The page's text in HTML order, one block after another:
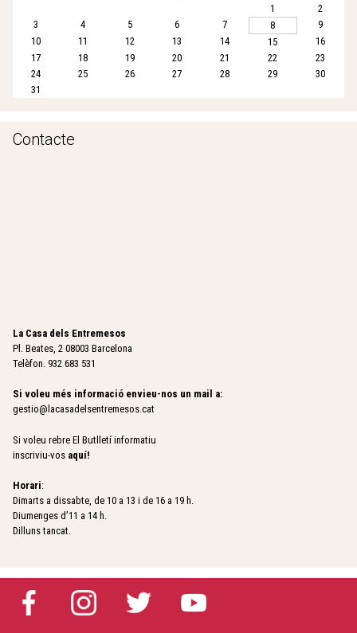
1
2
3
4 5 6 7 8
9
10
11 12 13 14 15
16
17
18 19 20 21 22
23
24
25 26 27 28 29
30
31
Contacte
La Casa dels Entremesos
Pl. Beates, 2 08003 Barcelona
Telèfon. 932 683 531
Si voleu més informació envieu-nos un mail a:
gestio@lacasadelsentremesos.cat
Si voleu rebre El Butlletí informatiu
inscriviu-vos aquí!
Horari:
Dimarts a dissabte, de 10 a 13 i de 16 a 19 h.
Diumenges d’11 a 14 h.
Dilluns tancat.